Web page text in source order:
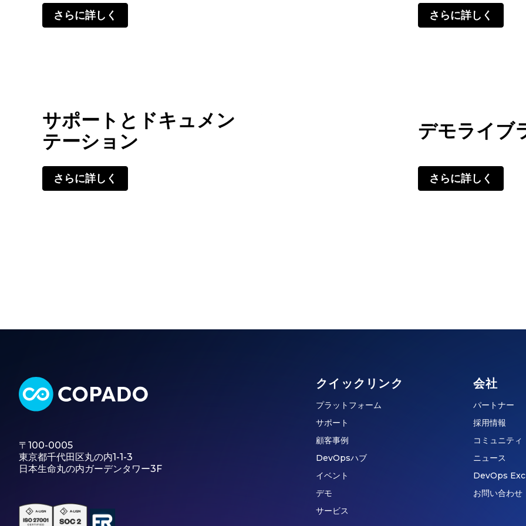
さらに詳しく さらに詳しく
サポートとドキュメン
テーション
さらに詳しく
デモライブ
さらに詳しく
〒100-0005
東京都千代田区丸の内1-1-3
日本生命丸の内ガーデンタワー3F
クイックリンク
プラットフォーム
サポート
顧客事例
DevOpsハブ
イベント
デモ
サービス
会社
パートナー
採用情報
コミュニティ
ニュース
DevOps
お問い合わせ